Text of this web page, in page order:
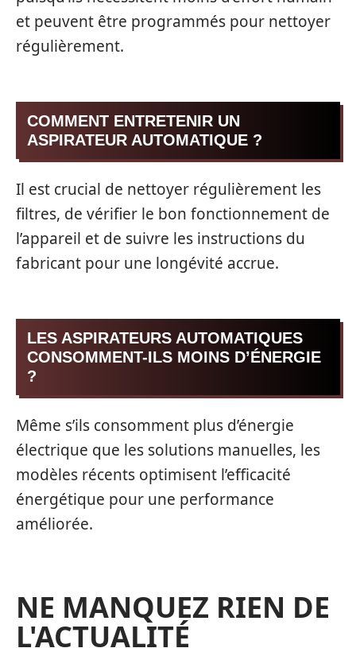
et peuvent être programmés pour nettoyer
régulièrement.
COMMENT ENTRETENIR UN
ASPIRATEUR AUTOMATIQUE ?
Il est crucial de nettoyer régulièrement les
filtres, de vérifier le bon fonctionnement de
l’appareil et de suivre les instructions du
fabricant pour une longévité accrue.
LES ASPIRATEURS AUTOMATIQUES
CONSOMMENT-ILS MOINS D’ÉNERGIE
?
Même s’ils consomment plus d’énergie
électrique que les solutions manuelles, les
modèles récents optimisent l’efficacité
énergétique pour une performance
améliorée.
NE MANQUEZ RIEN DE
L'ACTUALITÉ